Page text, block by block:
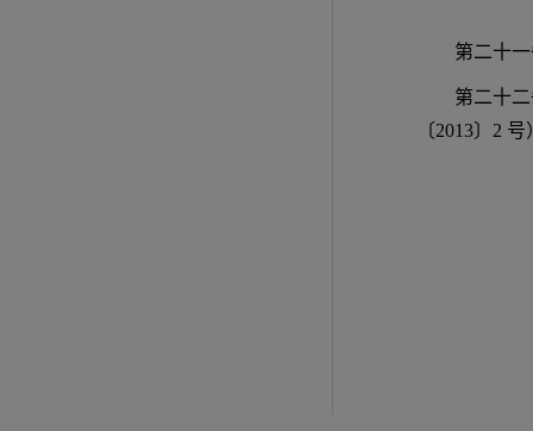
第二十
第二十
〔2013〕2